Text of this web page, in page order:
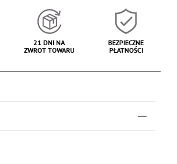
21 DNI NA
ZWROT TOWARU
BEZPIECZNE
PŁATNOŚCI